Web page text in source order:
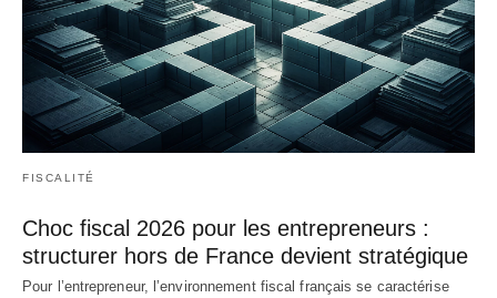
FISCALITÉ
Choc fiscal 2026 pour les entrepreneurs :
structurer hors de France devient stratégique
Pour l’entrepreneur, l’environnement fiscal français se caractérise